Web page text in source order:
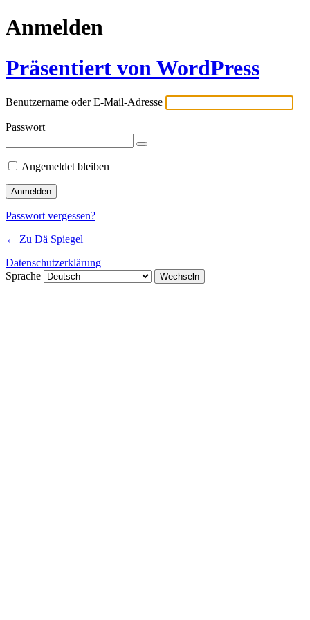
Anmelden
Präsentiert von WordPress
Benutzername oder E-Mail-Adresse
Passwort
Angemeldet bleiben
Passwort vergessen?
← Zu Dä Spiegel
Datenschutzerklärung
Sprache